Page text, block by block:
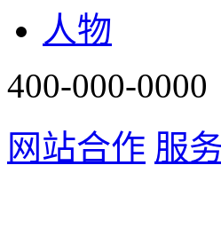
人物
400-000-0000
网站合作 服